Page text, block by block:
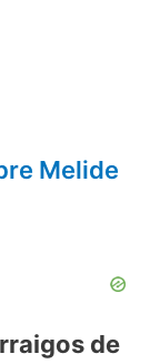
Melide
de